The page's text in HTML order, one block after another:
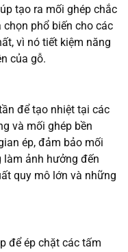
tạo ra mối ghép chắc
phổ biến cho các
vì nó tiết kiệm năng
của gỗ.
để tạo nhiệt tại các
và mối ghép bền
ép, đảm bảo mối
ảnh hưởng đến
quy mô lớn và những
để ép chặt các tấm